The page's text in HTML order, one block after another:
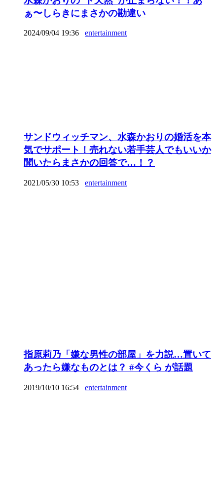
ぁ〜しらきにまさかの勘違い
2024/09/04 19:36 entertainment
サンドウィッチマン、水森かおりの婚活を本
気でサポート！売れない若手芸人でもいいか
聞いたらまさかの回答で…！？
2021/05/30 10:53 entertainment
指原莉乃「嫌な男性の部屋」を力説…置いて
あったら嫌なものとは？ #今くら が話題
2019/10/10 16:54 entertainment